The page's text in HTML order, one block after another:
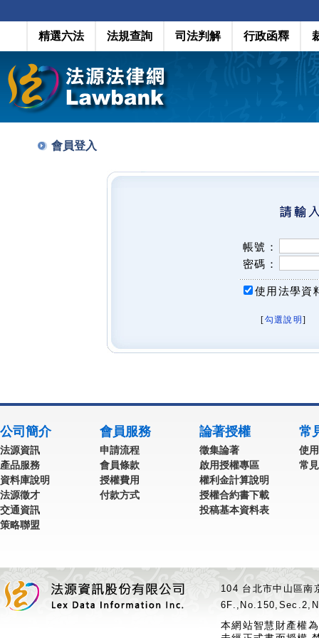
精選六法 法規查詢 司法判解 行政函釋
會員登入
帳號：
密碼：
使用法學資
[勾選說明 ]
公司簡介
法源資訊
產品服務
資料庫說明
法源徵才
交通資訊
策略聯盟
會員服務
申請流程
會員條款
授權費用
付款方式
論著授權
徵集論著
啟用授權專區
權利金計算說明
授權合約書下載
投稿基本資料表
常
使
常
104 台北市中山區
本網站智慧財產權